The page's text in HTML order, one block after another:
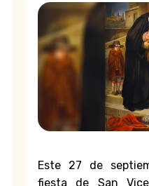
Este 27 de
fiesta de San